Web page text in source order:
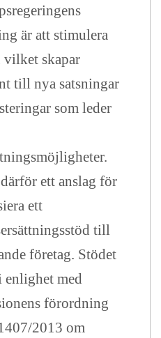
är att stimulera
vilket skapar
till nya satsningar
som leder
ett anslag för
ett
till
företag. Stödet
enlighet med
förordning
2013 om